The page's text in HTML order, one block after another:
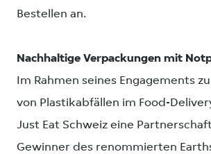
Bestellen an.
Nachhaltige Verpackungen mit
Im Rahmen seines Engagements
von Plastikabfällen im Food-
Just Eat Schweiz eine
Gewinner des renommierten